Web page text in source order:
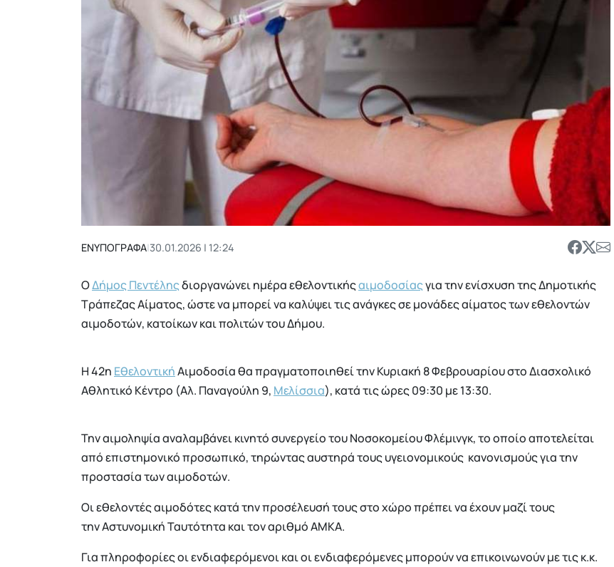
ΕΝΥΠΟΓΡΑΦΑ|30.01.2026 | 12:24
ΟΔήμος Πεντέληςδιοργανώνει ημέρα εθελοντικήςαιμοδοσίαςγια την ενίσχυση της Δημοτικής
Τράπεζας Αίματος, ώστε να μπορεί να καλύψει τις ανάγκες σε μονάδες αίματος των εθελοντών
αιμοδοτών, κατοίκων και πολιτών του Δήμου.
Η 42η ΕθελοντικήΑιμοδοσία θα πραγματοποιηθεί την Κυριακή 8 Φεβρουαρίου στο Διασχολικό
Αθλητικό Κέντρο (Αλ. Παναγούλη 9, Μελίσσια), κατά τις ώρες 09:30 με 13:30.
Την αιμοληψία αναλαμβάνει κινητό συνεργείο του Νοσοκομείου Φλέμινγκ, το οποίο αποτελείται
από επιστημονικό προσωπικό, τηρώντας αυστηρά τους υγειονομικούς κανονισμούς για την
προστασία των αιμοδοτών.
Oι εθελοντές αιμοδότες κατά την προσέλευσή τους στο χώρο πρέπει να έχουν μαζί τους
την Αστυνομική Ταυτότητα και τον αριθμό ΑΜΚΑ.
Για πληροφορίες οι ενδιαφερόμενοι και οι ενδιαφερόμενες μπορούν να επικοινωνούν με τις κ.κ.